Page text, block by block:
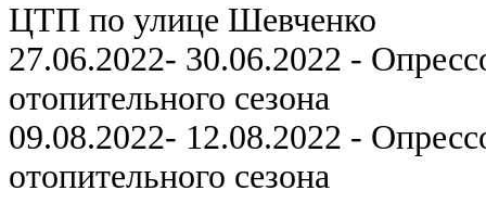
ЦТП по улице Шевченко
27.06.2022- 30.06.2022 -
отопительного сезона
09.08.2022- 12.08.2022 -
отопительного сезона